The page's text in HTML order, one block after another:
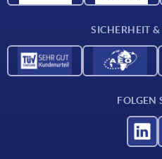
SICHERHEIT
FOLGEN